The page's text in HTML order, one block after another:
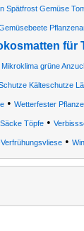
Spätfrost Gemüse
für
Mikroklima grüne
Kälteschutze
• Wetterfester
Töpfe•
•